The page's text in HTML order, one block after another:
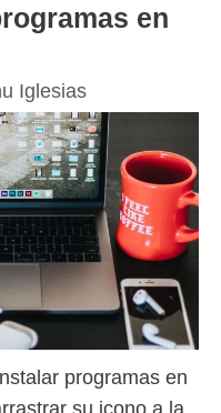
en
Iglesias
programas en